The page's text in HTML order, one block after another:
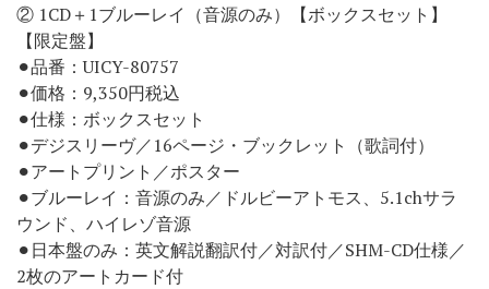
② 1CD＋1ブルーレイ（音源のみ）【ボックスセット】
【限定盤】
⚫︎品番：UICY-80757
⚫︎価格：9,350円税込
⚫︎仕様：ボックスセット
⚫︎デジスリーヴ／16ページ・ブックレット（歌詞付）
⚫︎アートプリント／ポスター
⚫︎ブルーレイ：音源のみ／ドルビーアトモス、5.1chサラ
ウンド、ハイレゾ音源
⚫︎日本盤のみ：英文解説翻訳付／対訳付／SHM-CD仕様／
2枚のアートカード付